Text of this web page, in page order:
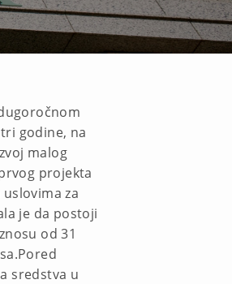
godine, na
malog
projekta
za
je da postoji
od 31
sredstva u